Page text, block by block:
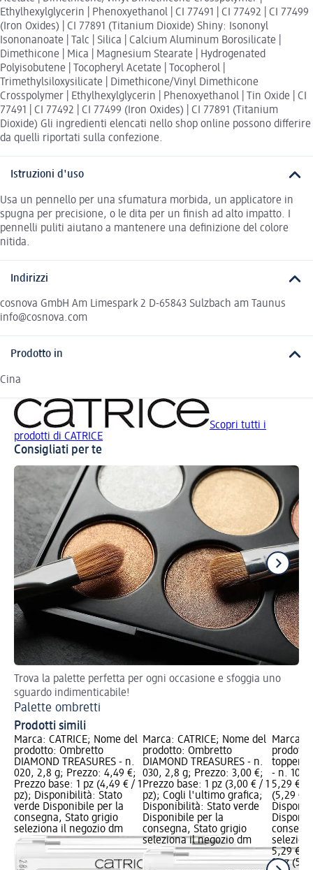
Ethylhexylglycerin | Phenoxyethanol | CI 77491 | CI 77492 | CI 77499
(Iron Oxides) | CI 77891 (Titanium Dioxide) Shiny: Isononyl
Isononanoate | Talc | Silica | Calcium Aluminum Borosilicate |
Dimethicone | Mica | Magnesium Stearate | Hydrogenated
Polyisobutene | Tocopheryl Acetate | Tocopherol |
Trimethylsiloxysilicate | Dimethicone/Vinyl Dimethicone
Crosspolymer | Ethylhexylglycerin | Phenoxyethanol | Tin Oxide | CI
77491 | CI 77492 | CI 77499 (Iron Oxides) | CI 77891 (Titanium
Dioxide) Gli ingredienti elencati nello shop online possono differire
da quelli riportati sulla confezione.
Istruzioni d'uso
Usa un pennello per una sfumatura morbida, un applicatore in
spugna per precisione, o le dita per un finish ad alto impatto. I
pennelli puliti aiutano a mantenere una definizione del colore
nitida.
Indirizzi
cosnova GmbH Am Limespark 2 D-65843 Sulzbach am Taunus
info@cosnova.com
Prodotto in
Cina
Scopri tutti i
prodotti di CATRICE
Consigliati per te
Trova la palette perfetta per ogni occasione e sfoggia uno
sguardo indimenticabile!
Palette ombretti
Prodotti simili
Marca: CATRICE; Nome del
prodotto: Ombretto
DIAMOND TREASURES - n.
020, 2,8 g; Prezzo: 4,49 €;
Prezzo base: 1 pz (4,49 € / 1
pz); Disponibilità: Stato
verde Disponibile per la
consegna, Stato grigio
seleziona il negozio dm
Marca: CATRICE; Nome del
prodotto: Ombretto
DIAMOND TREASURES - n.
030, 2,8 g; Prezzo: 3,00 €;
Prezzo base: 1 pz (3,00 € / 1
pz); Cogli l'ultimo grafica;
Disponibilità: Stato verde
Disponibile per la
consegna, Stato grigio
seleziona il negozio dm
Marca:
topper
- n. 10,
5,29 €;
(5,29 € /
5,29 €
1 pz